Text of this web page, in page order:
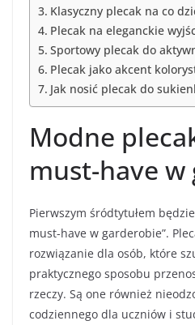
Klasyczny plecak na co
Plecak na eleganckie
Sportowy plecak do
Plecak jako akcent
Jak nosić plecak do
Modne
must-have
Pierwszym śródtytułem
must-have w garderobie”.
rozwiązanie dla osób, które
praktycznego sposobu
rzeczy. Są one również
codziennego dla uczniów i